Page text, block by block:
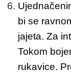
bi se
jajeta. Za
Tokom
rukavice.